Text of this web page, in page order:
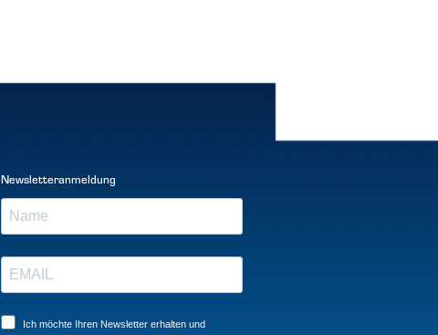
Newsletteranmeldung
Ich möchte Ihren Newsletter erhalten und